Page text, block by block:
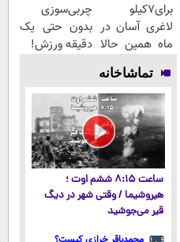
برای7کیلو
لاغری آسان در
ماه همین حالا
اقدام کن!
سفارش با
قیمت قدیم
چربی‌سوزی
بدون حتی یک
دقیقه ورزش!
تماشاخانه
ساعت ۸:۱۵ ششم اوت ؛
هیروشیما / وقتی شهر در دیگ
قیر می‌جوشید